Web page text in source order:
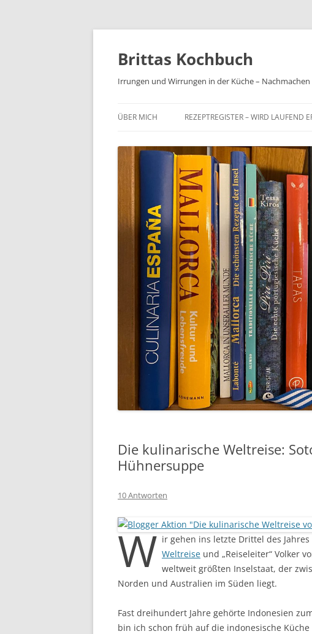
Brittas Kochbuch
Irrungen und Wirrungen in der Küche – Nachmachen
ÜBER MICH REZEPTREGISTER – WIRD LAUFEND
Die kulinarische Weltreise:
Hühnersuppe
10 Antworten
W ir gehen ins letzte Drittel des
Weltreise und „Reiseleiter“ Volker
weltweit größten Inselstaat, der
Norden und Australien im Süden liegt.
Fast dreihundert Jahre gehörte Indonesien
bin ich schon früh auf die indonesische